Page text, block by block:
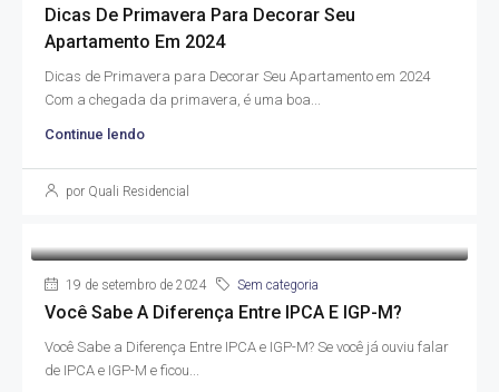
Dicas De Primavera Para Decorar Seu
Apartamento Em 2024
Dicas de Primavera para Decorar Seu Apartamento em 2024
Com a chegada da primavera, é uma boa...
Continue lendo
por Quali Residencial
19 de setembro de 2024 Sem categoria
Você Sabe A Diferença Entre IPCA E IGP-M?
Você Sabe a Diferença Entre IPCA e IGP-M? Se você já ouviu falar
de IPCA e IGP-M e ficou...